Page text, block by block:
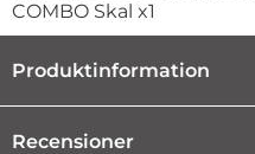
COMBO Skal x1
Produktinformation
Recensioner